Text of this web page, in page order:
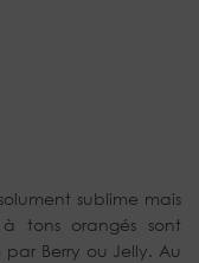
sublime mais
tons orangés sont
Berry ou Jelly. Au